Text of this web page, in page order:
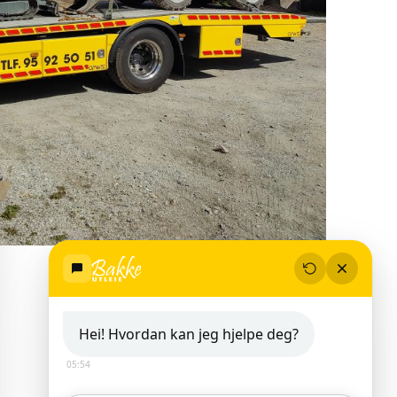
Hei! Hvordan kan jeg hjelpe deg?
05:54